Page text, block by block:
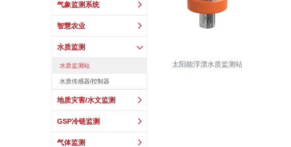
气象监测系统
智慧农业
水质监测
水质监测站
水质传感器/控制器
地质灾害/水文监测
GSP冷链监测
气体监测
太阳能浮漂水质监测站